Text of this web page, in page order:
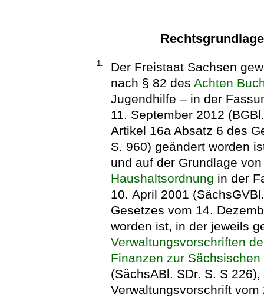
1.
Der Freistaat Sachsen
nach § 82 des Achten
Jugendhilfe – in der
11. September 2012
Artikel 16a Absatz 6 des
S. 960) geändert worden
und auf der Grundlage
Haushaltsordnung in der
10. April 2001
Gesetzes vom 14.
worden ist, in der jeweils
Verwaltungsvorschriften
Finanzen zur
(SächsABl. SDr. S. S
Verwaltungsvorschrift